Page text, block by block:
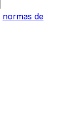
normas de